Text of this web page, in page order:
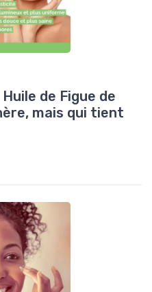
de Figue de
mais qui tient